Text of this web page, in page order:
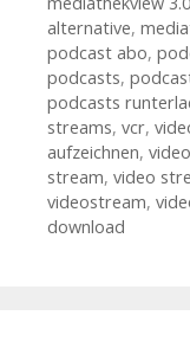
alternative,
podcast abo,
podcasts,
podcasts
streams, vcr,
aufzeichnen,
stream, video
videostream,
download